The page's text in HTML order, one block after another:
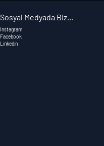
Sosyal Medyada Biz...
Instagram
Facebook
Linkedin